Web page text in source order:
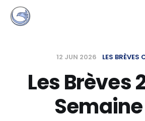
12 JUN 2026 LES BRÈVES
Les Brèves